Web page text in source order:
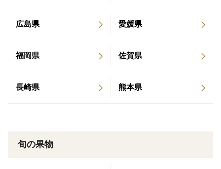
広島県 愛媛県
福岡県 佐賀県
長崎県 熊本県
旬の果物